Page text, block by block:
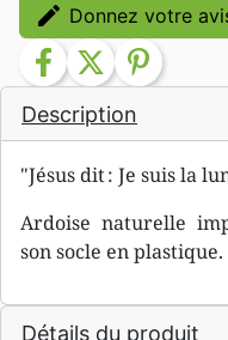
Description
"Jésus dit : Je suis la
Ardoise naturelle
son socle en plastique.
Détails du produit
edit Donnez votre
facebook twitter pinterest